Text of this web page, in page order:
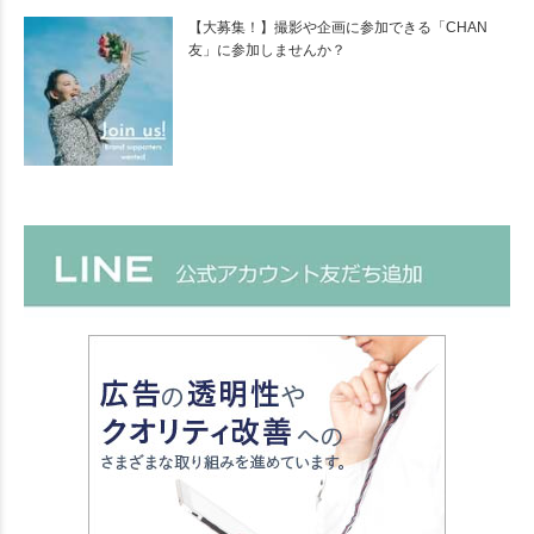
【大募集！】撮影や企画に参加できる「CHAN
友」に参加しませんか？